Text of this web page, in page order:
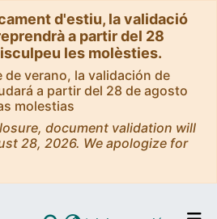
d'estiu, la validació
a partir del 28
les molèsties.
verano, la validación de
a partir del 28 de agosto
molestias
document validation will
28, 2026. We apologize for